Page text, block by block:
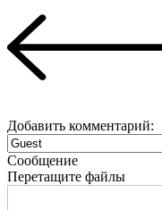
Добавить комментарий:
Сообщение
Перетащите файлы